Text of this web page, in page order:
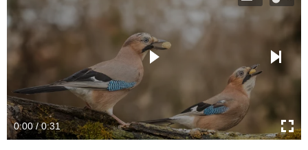
content
TRAVELER
PODCASTY
Sklep
Newsletter
Cuda Polski
0:00 / 0:31